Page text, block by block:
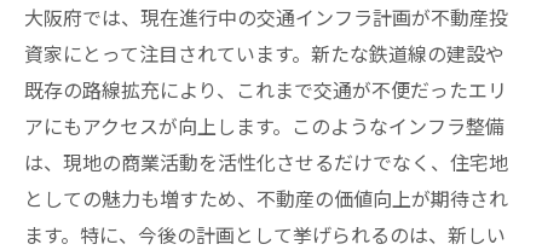
大阪府では、現在進行中の交通インフラ計画が不動産投
資家にとって注目されています。新たな鉄道線の建設や
既存の路線拡充により、これまで交通が不便だったエリ
アにもアクセスが向上します。このようなインフラ整備
は、現地の商業活動を活性化させるだけでなく、住宅地
としての魅力も増すため、不動産の価値向上が期待され
ます。特に、今後の計画として挙げられるのは、新しい